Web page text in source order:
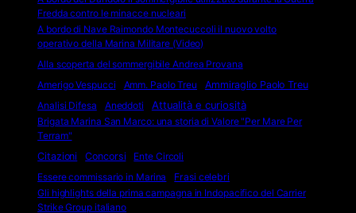
Fredda contro le minacce nucleari
A bordo di Nave Raimondo Montecuccoli il nuovo volto
operativo della Marina Militare (Video)
Alla scoperta del sommergibile Andrea Provana
Amerigo Vespucci
Amm. Paolo Treu
Ammiraglio Paolo Treu
Analisi Difesa
Aneddoti Attualità e curiosità
Brigata Marina San Marco: una storia di Valore "Per Mare Per
Terram"
Citazioni
Concorsi
Ente Circoli
Essere commissario in Marina
Frasi celebri
Gli highlights della prima campagna in Indopacifico del Carrier
Strike Group italiano